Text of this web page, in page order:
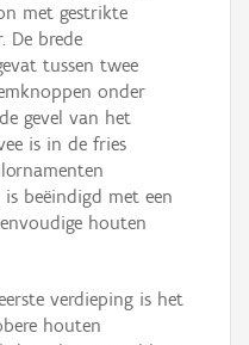
met gestrikte
De brede
tussen twee
onder
gevel van het
is in de fries
is beëindigd met een
houten
verdieping is het
houten